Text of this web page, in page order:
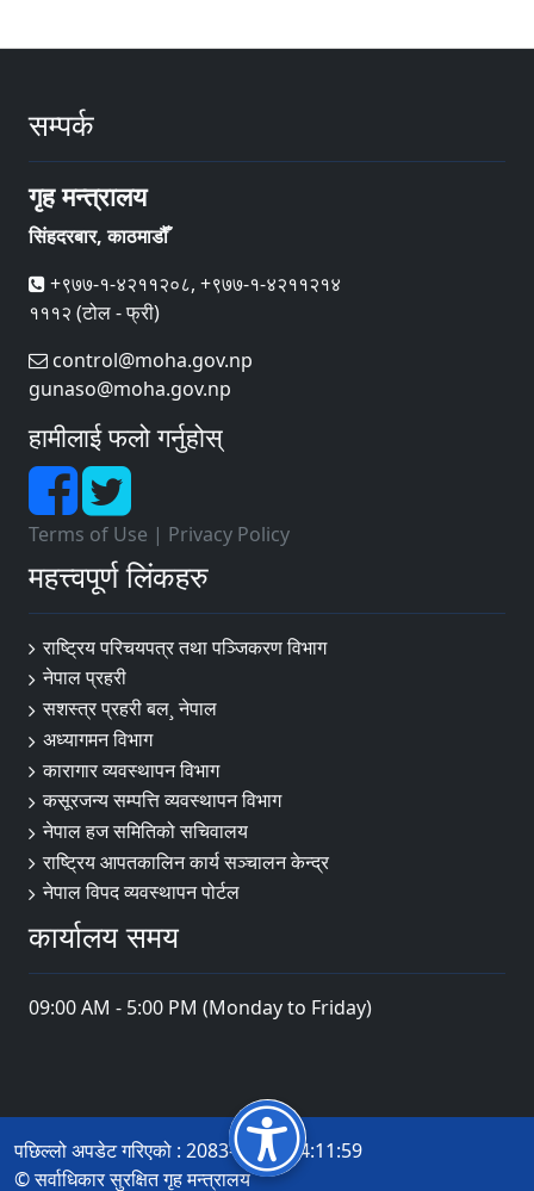
सम्पर्क
गृह मन्त्रालय
सिंहदरबार, काठमाडौँ
+९७७-१-४२११२०८, +९७७-१-४२११२१४
१११२ (टोल - फ्री)
control@moha.gov.np
gunaso@moha.gov.np
हामीलाई फलो गर्नुहोस्
Terms of Use | Privacy Policy
महत्त्वपूर्ण लिंकहरु
राष्ट्रिय परिचयपत्र तथा पञ्‍जिकरण विभाग
नेपाल प्रहरी
सशस्त्र प्रहरी बल¸ नेपाल
अध्यागमन विभाग
कारागार व्यवस्थापन विभाग
कसूरजन्य सम्पत्ति व्यवस्थापन विभाग
नेपाल हज समितिको सचिवालय
राष्ट्रिय आपतकालिन कार्य सञ्चालन केन्द्र
नेपाल विपद व्यवस्थापन पोर्टल
कार्यालय समय
09:00 AM - 5:00 PM (Monday to Friday)
पछिल्लो अपडेट गरिएको : 2083-04-25 14:11:59
© सर्वाधिकार सुरक्षित गृह मन्त्रालय